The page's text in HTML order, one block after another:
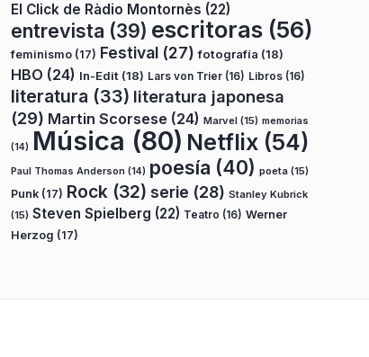
El Click de Ràdio Montornès (22)
entrevista (39) escritoras (56)
feminismo (17) Festival (27) fotografía (18)
HBO (24) In-Edit (18) Lars von Trier (16) Libros (16)
literatura (33) literatura japonesa
(29) Martin Scorsese (24) Marvel (15) memorias
(14) Música (80) Netflix (54)
Paul Thomas Anderson (14) poesía (40) poeta (15)
Punk (17) Rock (32) serie (28) Stanley Kubrick
(15) Steven Spielberg (22) Teatro (16) Werner
Herzog (17)